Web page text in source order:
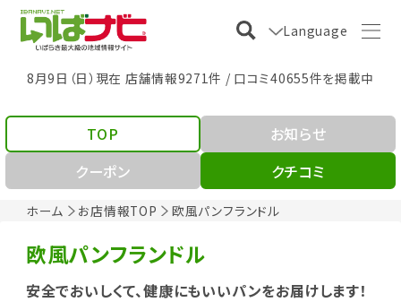
Language
8月9日（日）現在 店舗情報9271件 / 口コミ40655件を掲載中
ホーム お店情報TOP 欧風パンフランドル
TOP
お知らせ
クーポン
クチコミ
欧風パンフランドル
安全でおいしくて、健康にもいいパンをお届けします！